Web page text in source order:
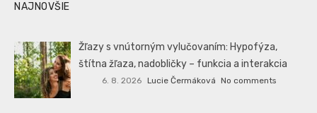
NAJNOVŠIE
Žľazy s vnútorným vylučovaním: Hypofýza,
štítna žľaza, nadobličky – funkcia a interakcia
6. 8. 2026 Lucie Čermáková No comments